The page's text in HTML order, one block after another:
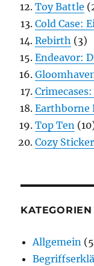
Toy Battle
Cold Case:
Rebirth (3)
Endeavor:
Earthborne
Top Ten
Cozy
KATEGORIEN
Allgemein